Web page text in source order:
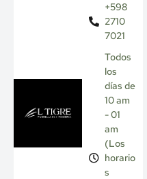
+598
2710
7021
Todos
los
días de
10 am
- 01
am
(Los
horario
s